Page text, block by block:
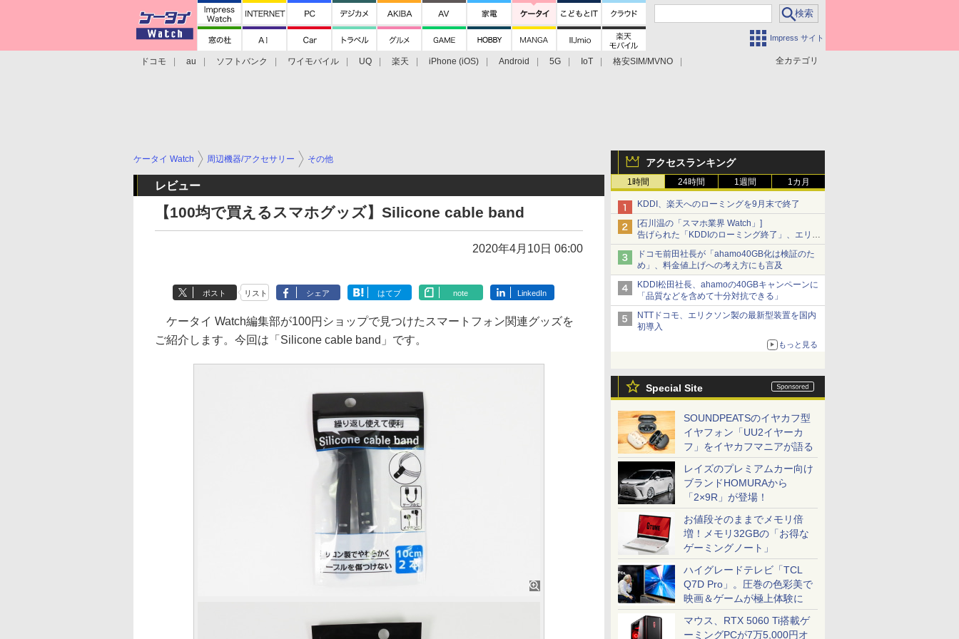
Impress サイト
全カテゴリ
ドコモ au ソフトバンク ワイモバイル UQ 楽天 iPhone (iOS) Android 5G IoT
格安SIM/MVNO
アクセスランキング
1時間 24時間 1週間 1カ月
KDDI、楽天へのローミングを9月末で終了
[石川温の「スマホ業界 Watch」]
告げられた「KDDIのローミング終了」、エリア
マップの落とし穴と楽天モバイルの課題
ドコモ前田社長が「ahamo40GB化は検証のた
め」、料金値上げへの考え方にも言及
KDDI松田社長、ahamoの40GBキャンペーンに
「品質などを含めて十分対抗できる」
NTTドコモ、エリクソン製の最新型装置を国内
初導入
もっと見る
Special Site
SOUNDPEATSのイヤカフ型
イヤフォン「UU2イヤーカ
フ」をイヤカフマニアが語る
レイズのプレミアムカー向け
ブランドHOMURAから
「2×9R」が登場！
お値段そのままでメモリ倍
増！メモリ32GBの「お得な
ゲーミングノート」
ハイグレードテレビ「TCL
Q7D Pro」。圧巻の色彩美で
映画＆ゲームが極上体験に
マウス、RTX 5060 Ti搭載ゲ
ーミングPCが7万5,000円オ
ケータイ Watch 周辺機器/アクセサリー その他
レビュー
【100均で買えるスマホグッズ】Silicone cable band
2020年4月10日 06:00
ポスト リスト シェア はてブ note LinkedIn
ケータイ Watch編集部が100円ショップで見つけたスマートフォン関連グッズを
ご紹介します。今回は「Silicone cable band」です。